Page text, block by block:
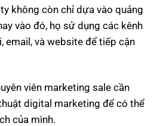
không còn chỉ dựa vào quảng
vào đó, họ sử dụng các kênh
email, và website để tiếp cận
viên marketing sale cần
digital marketing để có thể
của mình.